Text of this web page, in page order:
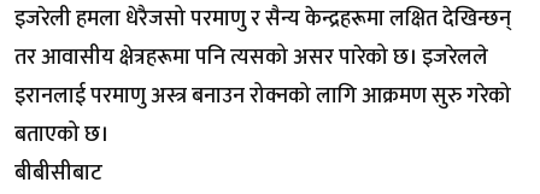
इजरेली हमला धेरैजसो परमाणु र सैन्य केन्द्रहरूमा लक्षित देखिन्छन्
तर आवासीय क्षेत्रहरूमा पनि त्यसको असर पारेको छ। इजरेलले
इरानलाई परमाणु अस्त्र बनाउन रोक्नको लागि आक्रमण सुरु गरेको
बताएको छ।
बीबीसीबाट